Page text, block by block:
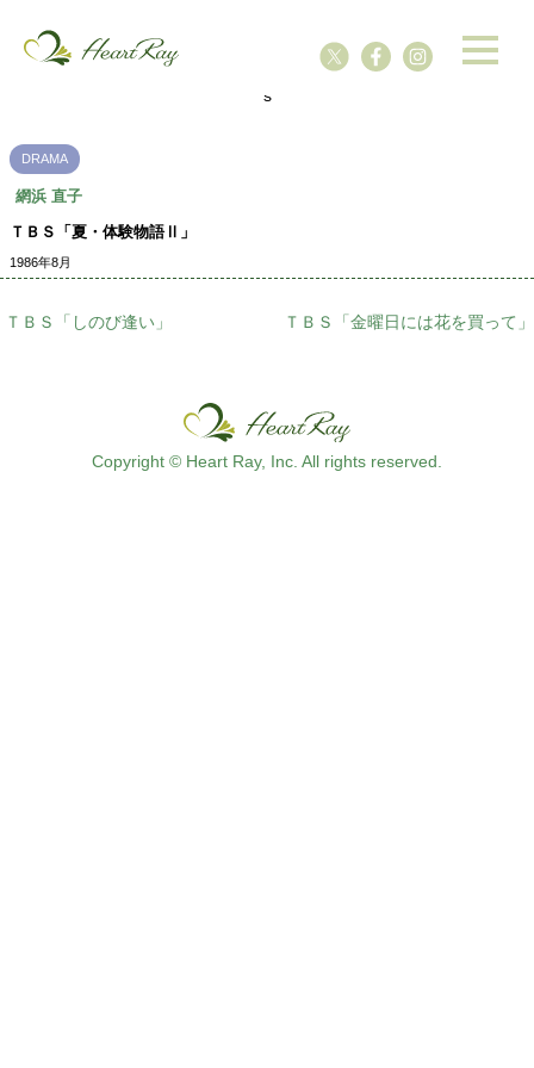
s
DRAMA
網浜 直子
ＴＢＳ「夏・体験物語Ⅱ」
1986年8月
ＴＢＳ「しのび逢い」 ＴＢＳ「金曜日には花を買って」
Copyright © Heart Ray, Inc. All rights reserved.